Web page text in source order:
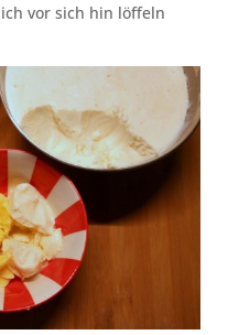
vor sich hin löffeln